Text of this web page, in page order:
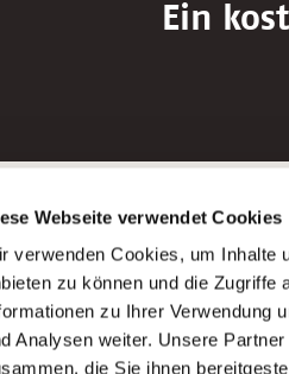
Webseite verwendet Cookies
verwenden Cookies, um Inhalte
zu können und die Zugriffe
zu Ihrer Verwendung
Analysen weiter. Unsere
die Sie ihnen
Ein
Bewerbungstipps
Bewerbung als
Bewerbung als
Bewerbung als
Bewerbung als